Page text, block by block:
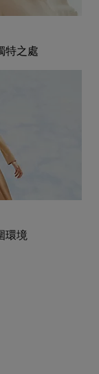
特之處
環境